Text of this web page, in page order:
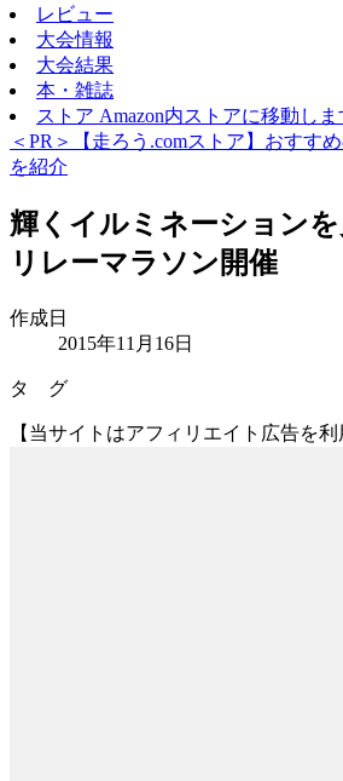
レビュー
大会情報
大会結果
本・雑誌
ストア Amazon内ストアに移動しま
＜PR＞【走ろう.comストア】おすす
を紹介
輝くイルミネーション
リレーマラソン開催
作成日
2015年11月16日
タ グ
【当サイトはアフィリエイト広告を利